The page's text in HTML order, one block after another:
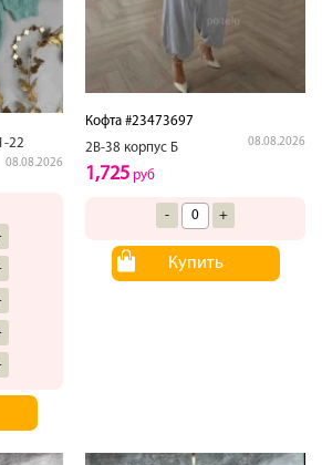
22
08.08.2026
Кофта #23473697
2В-38 корпус Б
08.08.2026
1,725 руб
- +
Купить